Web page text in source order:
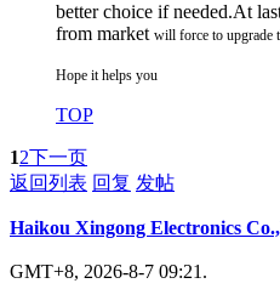
better choice if needed.At
from market will force to upgrade
Hope it helps you
TOP
12下一页
返回列表 回复 发帖
Haikou Xingong Electronics
GMT+8, 2026-8-7 09:21.